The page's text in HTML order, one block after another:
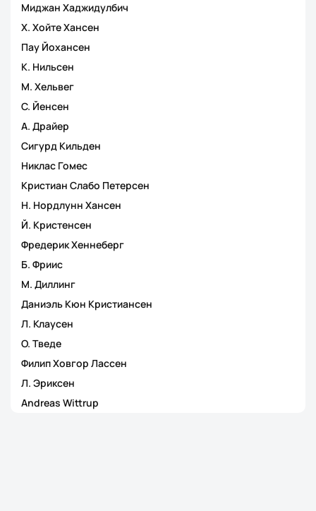
Миджан Хаджидулбич
Х. Хойте Хансен
Пау Йохансен
К. Нильсен
М. Хельвег
С. Йенсен
А. Драйер
Сигурд Кильден
Никлас Гомес
Кристиан Слабо Петерсен
Н. Нордлунн Хансен
Й. Кристенсен
Фредерик Хеннеберг
Б. Фриис
М. Диллинг
Даниэль Кюн Кристиансен
Л. Клаусен
О. Тведе
Филип Ховгор Лассен
Л. Эриксен
Andreas Wittrup